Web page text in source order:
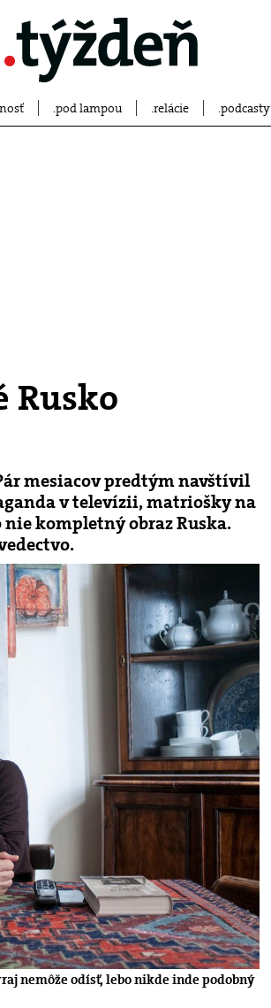
pod lampou relácie podcasty
Rusko
mesiacov predtým navštívil
v televízii, matriošky na
kompletný obraz Ruska.​
nemôže odísť, lebo nikde inde podobný